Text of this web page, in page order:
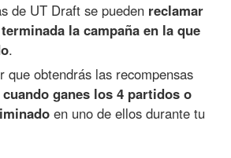
de UT Draft se pueden reclamar
la campaña en la que
.
que obtendrás las recompensas
cuando ganes los 4 partidos o
en uno de ellos durante tu